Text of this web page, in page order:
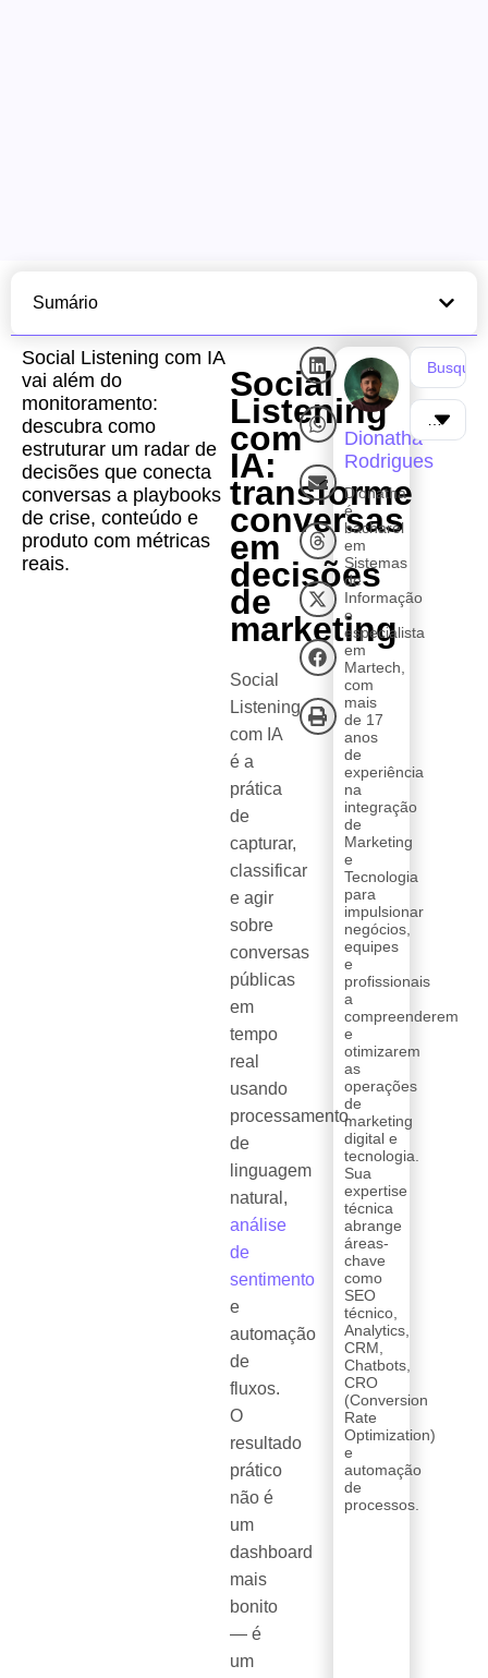
Social Listening com IA
vai além do
monitoramento:
descubra como
estruturar um radar de
decisões que conecta
conversas a playbooks
de crise, conteúdo e
produto com métricas
reais.
Social
Listening
com
IA:
transforme
conversas
em
decisões
de
marketing
Social
Listening
com IA
é a
prática
de
capturar,
classificar
e agir
sobre
conversas
públicas
em
tempo
real
usando
processamento
de
linguagem
natural,
análise
de
sentimento
e
automação
de
fluxos.
O
resultado
prático
não é
um
dashboard
mais
bonito
— é
um
Dionatha
Rodrigues
Dionatha
é
bacharel
em
Sistemas
de
Informação
e
especialista
em
Martech,
com
mais
de 17
anos
de
experiência
na
integração
de
Marketing
e
Tecnologia
para
impulsionar
negócios,
equipes
e
profissionais
a
compreenderem
e
otimizarem
as
operações
de
marketing
digital e
tecnologia.
Sua
expertise
técnica
abrange
áreas-
chave
como
SEO
técnico,
Analytics,
CRM,
Chatbots,
CRO
(Conversion
Rate
Optimization)
e
automação
de
processos.
Sumário